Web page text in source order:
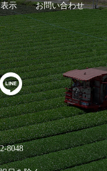
示 お問い合わせ
8048